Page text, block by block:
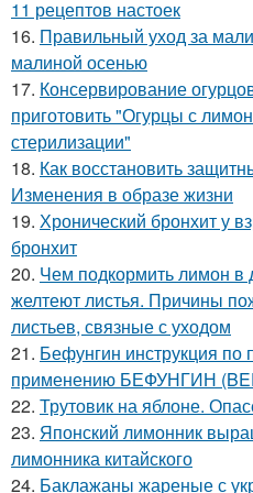
11 рецептов настоек
16. Правильный уход за
малиной осенью
17. Консервирование
приготовить "Огурцы с
стерилизации"
18. Как восстановить
Изменения в образе жизни
19. Хронический бронхит у
бронхит
20. Чем подкормить лимон в
желтеют листья. Причины
листьев, связные с уходом
21. Бефунгин инструкция
применению БЕФУНГИН
22. Трутовик на яблоне.
23. Японский лимонник
лимонника китайского
24. Баклажаны жареные с